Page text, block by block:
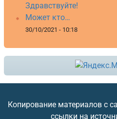
Здравствуйте!
Может кто…
30/10/2021 - 10:18
Копирование материалов с
ссылки на